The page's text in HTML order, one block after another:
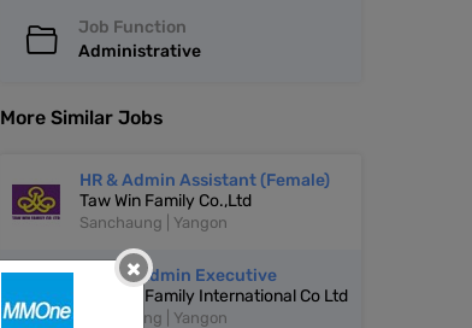
Job Function
Administrative
More Similar Jobs
HR & Admin Assistant (Female)
Taw Win Family Co.,Ltd
Sanchaung | Yangon
Junior Admin Executive
Majesty Family International Co Ltd
Sanchaung | Yangon
×